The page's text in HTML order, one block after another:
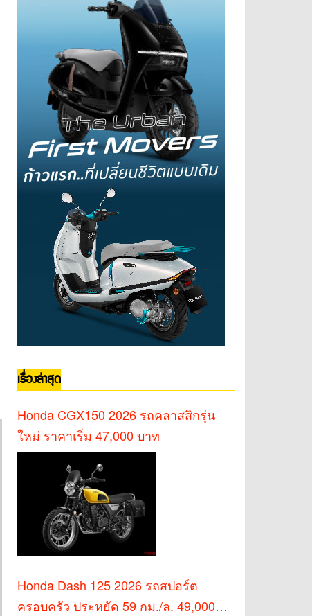
เรื่องล่าสุด
Honda CGX150 2026 รถคลาสสิกรุ่น
ใหม่ ราคาเริ่ม 47,000 บาท
Honda Dash 125 2026 รถสปอร์ต
ครอบครัว ประหยัด 59 กม./ล. 49,000